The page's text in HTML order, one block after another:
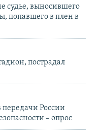
судье, выносившего
попавшего в плен в
пострадал
России
– опрос